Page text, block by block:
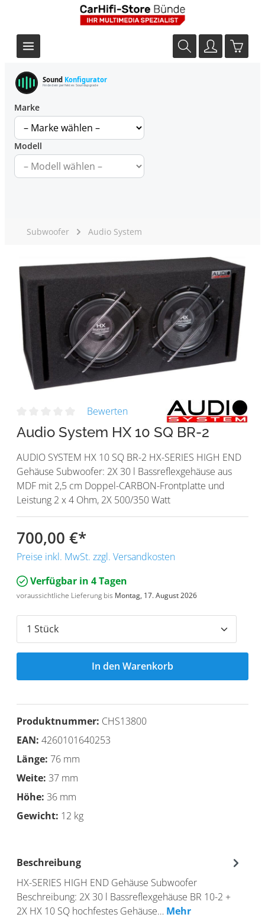
Sound Konfigurator
Finde dein perfektes Soundupgrade
Marke
Modell
Subwoofer Audio System
Bewerten
Audio System HX 10 SQ BR-2
AUDIO SYSTEM HX 10 SQ BR-2 HX-SERIES HIGH END
Gehäuse Subwoofer: 2X 30 l Bassreflexgehäuse aus
MDF mit 2,5 cm Doppel-CARBON-Frontplatte und
Leistung 2 x 4 Ohm, 2X 500/350 Watt
700,00 €*
Preise inkl. MwSt. zzgl. Versandkosten
Verfügbar in 4 Tagen
voraussichtliche Lieferung bis Montag, 17. August 2026
In den Warenkorb
Produktnummer: CHS13800
EAN: 4260101640253
Länge: 76 mm
Weite: 37 mm
Höhe: 36 mm
Gewicht: 12 kg
Beschreibung
HX-SERIES HIGH END Gehäuse Subwoofer
Beschreibung: 2X 30 l Bassreflexgehäuse BR 10-2 +
2X HX 10 SQ hochfestes Gehäuse… Mehr